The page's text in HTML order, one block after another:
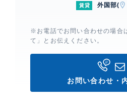
賃貸 外国部(
※お電話でお問い合わせの場合
て」とお伝えください。
お問い合わせ・